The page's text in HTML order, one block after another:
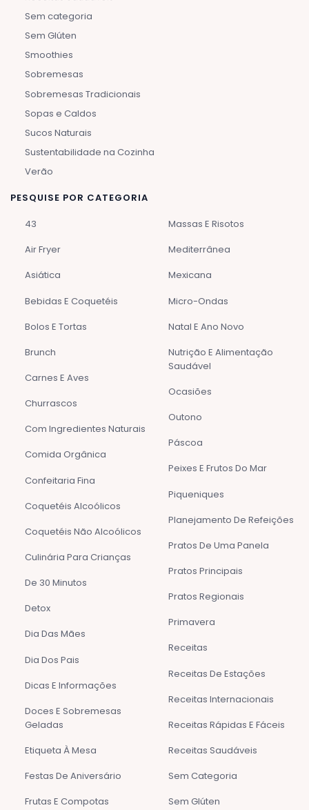
Sem categoria
Sem Glúten
Smoothies
Sobremesas
Sobremesas Tradicionais
Sopas e Caldos
Sucos Naturais
Sustentabilidade na Cozinha
Verão
PESQUISE POR CATEGORIA
43
Air Fryer
Asiática
Bebidas E Coquetéis
Bolos E Tortas
Brunch
Carnes E Aves
Churrascos
Com Ingredientes Naturais
Comida Orgânica
Confeitaria Fina
Coquetéis Alcoólicos
Coquetéis Não Alcoólicos
Culinária Para Crianças
De 30 Minutos
Detox
Dia Das Mães
Dia Dos Pais
Dicas E Informações
Doces E Sobremesas
Geladas
Etiqueta À Mesa
Festas De Aniversário
Frutas E Compotas
Massas E Risotos
Mediterrânea
Mexicana
Micro-Ondas
Natal E Ano Novo
Nutrição E Alimentação
Saudável
Ocasiões
Outono
Páscoa
Peixes E Frutos Do Mar
Piqueniques
Planejamento De Refeições
Pratos De Uma Panela
Pratos Principais
Pratos Regionais
Primavera
Receitas
Receitas De Estações
Receitas Internacionais
Receitas Rápidas E Fáceis
Receitas Saudáveis
Sem Categoria
Sem Glúten